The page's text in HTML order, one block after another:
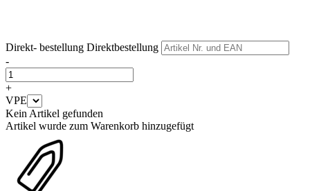
Direkt- bestellung Direktbestellung
-
+
VPE
Kein Artikel gefunden
Artikel wurde zum Warenkorb hinzugefügt